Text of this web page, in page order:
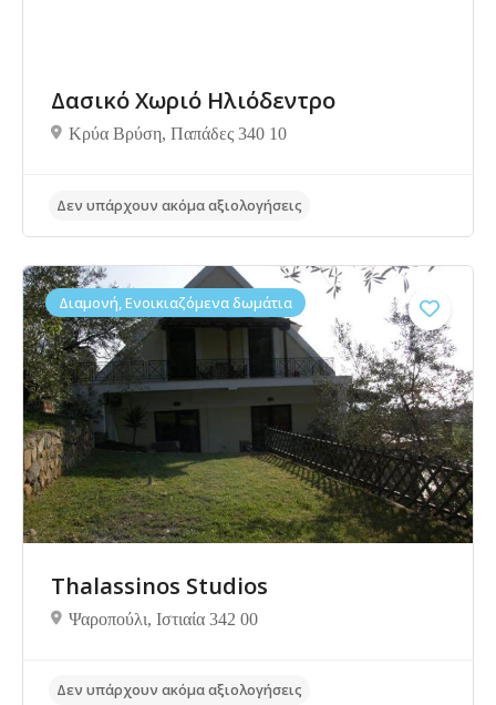
Δεν υπάρχουν ακόμα αξιολογήσεις
Δεν υπάρχουν ακόμα αξιολογήσεις
Δασικό Χωριό Ηλιόδεντρο
Κρύα Βρύση, Παπάδες 340 10
Διαμονή, Ενοικιαζόμενα δωμάτια
Thalassinos Studios
Ψαροπούλι, Ιστιαία 342 00